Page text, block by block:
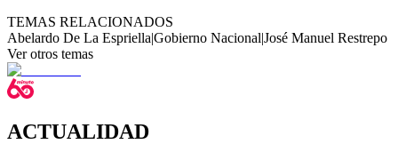
TEMAS RELACIONADOS
Abelardo De La Espriella|Gobierno Nacional|José Manuel Restrepo
Ver otros temas
ACTUALIDAD